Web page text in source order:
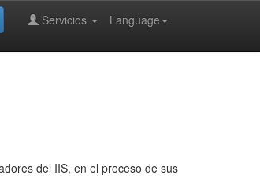
Language
Servicios
del IIS, en el proceso de sus